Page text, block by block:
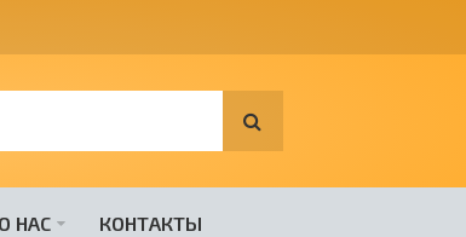
О НАС КОНТАКТЫ